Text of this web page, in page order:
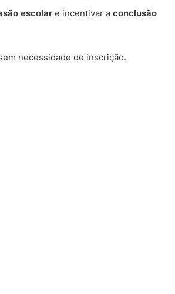
escolar e incentivar a conclusão
necessidade de inscrição.